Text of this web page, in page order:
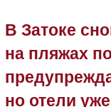
В Затоке
на пляжах
но отели